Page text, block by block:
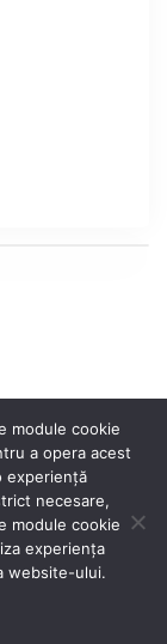
®
module cookie
a opera acest
experiență
necesare,
module cookie
experiența
website-ului.